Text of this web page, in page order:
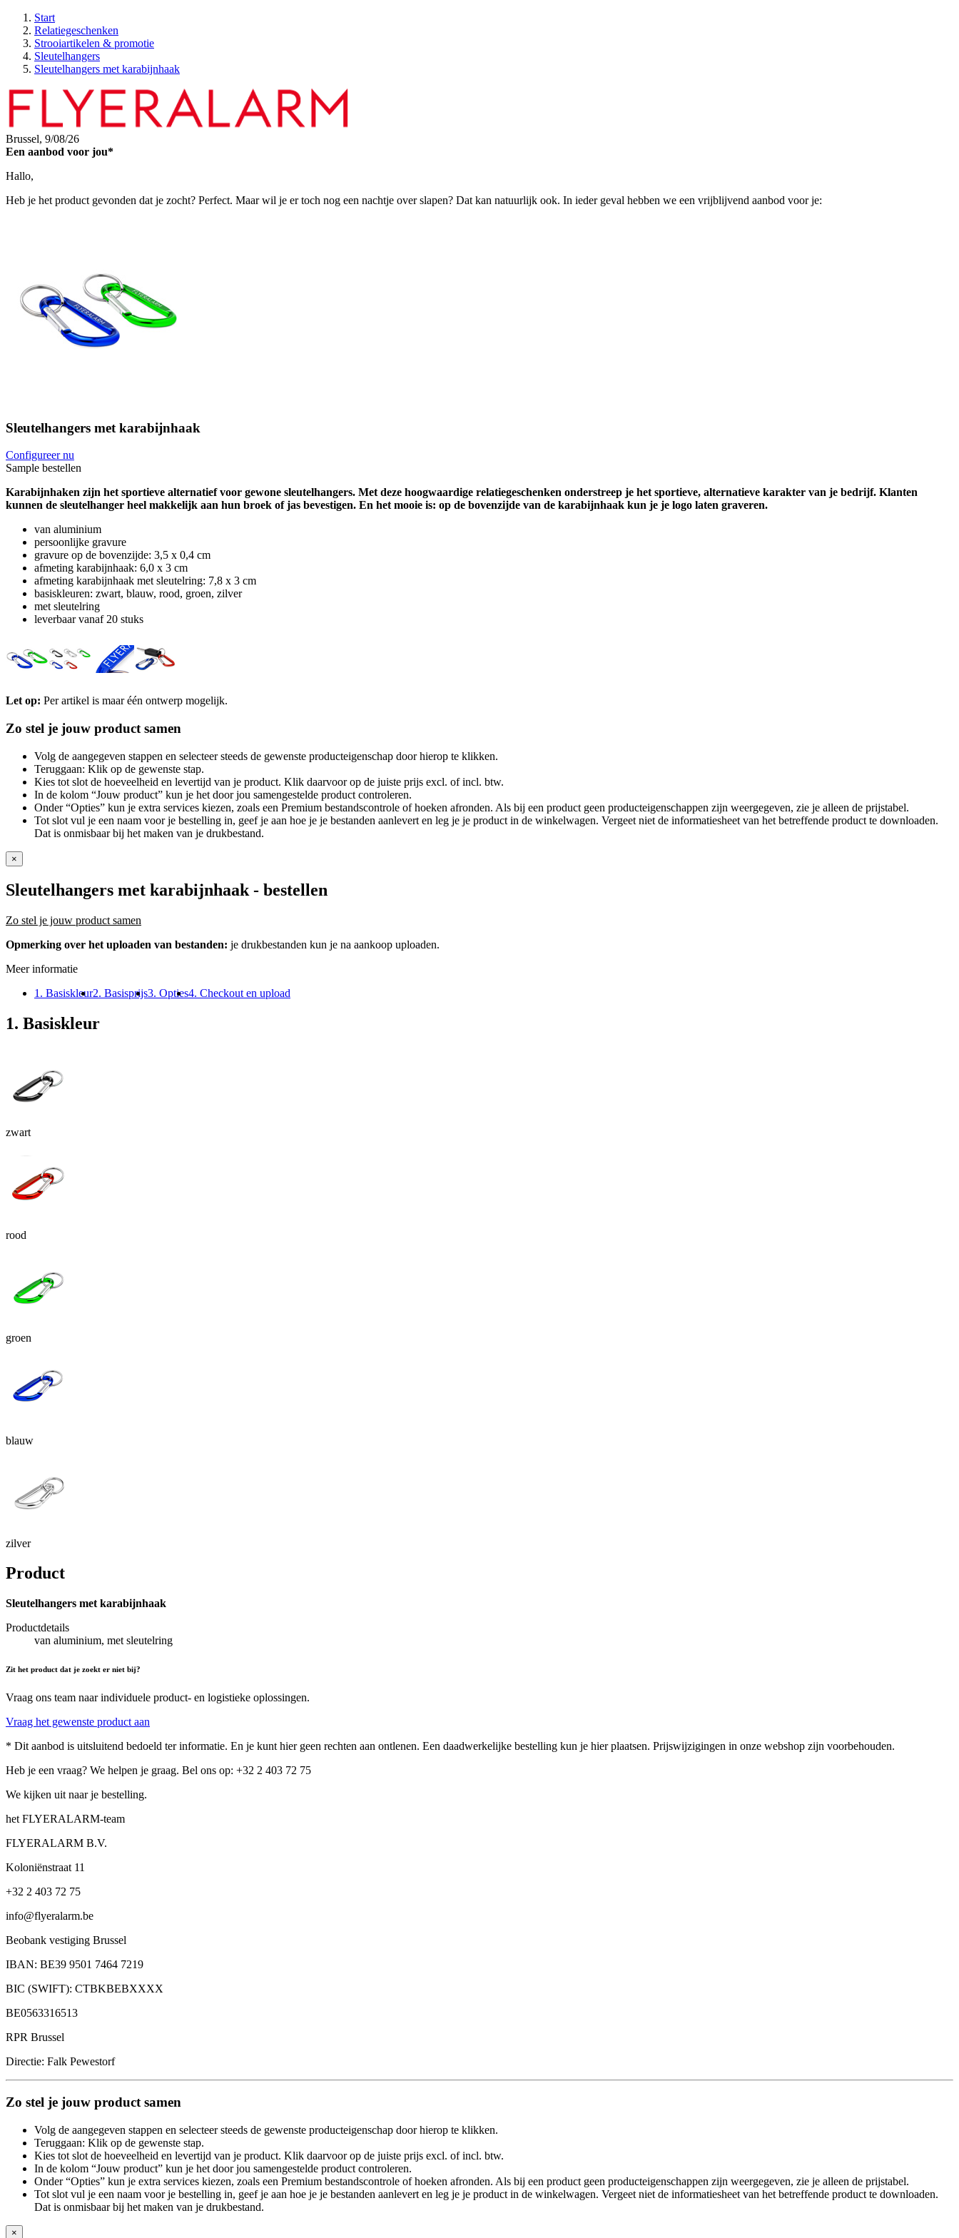
Start
Relatiegeschenken
Strooiartikelen & promotie
Sleutelhangers
Sleutelhangers met karabijnhaak
Brussel, 9/08/26
Een aanbod voor jou*
Hallo,
Heb je het product gevonden dat je zocht? Perfect. Maar wil je er toch nog een nachtje over slapen? Dat kan natuurlijk ook. In ieder geval hebben we een vrijblijvend aanbod voor je:
Sleutelhangers met karabijnhaak
Configureer nu
Sample bestellen
Karabijnhaken zijn het sportieve alternatief voor gewone sleutelhangers. Met deze hoogwaardige relatiegeschenken onderstreep je het sportieve, alternatieve karakter van je bedrijf. Klanten
kunnen de sleutelhanger heel makkelijk aan hun broek of jas bevestigen. En het mooie is: op de bovenzijde van de karabijnhaak kun je je logo laten graveren.
van aluminium
persoonlijke gravure
gravure op de bovenzijde: 3,5 x 0,4 cm
afmeting karabijnhaak: 6,0 x 3 cm
afmeting karabijnhaak met sleutelring: 7,8 x 3 cm
basiskleuren: zwart, blauw, rood, groen, zilver
met sleutelring
leverbaar vanaf 20 stuks
Let op: Per artikel is maar één ontwerp mogelijk.
Zo stel je jouw product samen
Volg de aangegeven stappen en selecteer steeds de gewenste producteigenschap door hierop te klikken.
Teruggaan: Klik op de gewenste stap.
Kies tot slot de hoeveelheid en levertijd van je product. Klik daarvoor op de juiste prijs excl. of incl. btw.
In de kolom “Jouw product” kun je het door jou samengestelde product controleren.
Onder “Opties” kun je extra services kiezen, zoals een Premium bestandscontrole of hoeken afronden. Als bij een product geen producteigenschappen zijn weergegeven, zie je alleen de prijstabel.
Tot slot vul je een naam voor je bestelling in, geef je aan hoe je je bestanden aanlevert en leg je je product in de winkelwagen. Vergeet niet de informatiesheet van het betreffende product te downloaden.
Dat is onmisbaar bij het maken van je drukbestand.
×
Sleutelhangers met karabijnhaak - bestellen
Zo stel je jouw product samen
Opmerking over het uploaden van bestanden: je drukbestanden kun je na aankoop uploaden.
Meer informatie
1. Basiskleur2. Basisprijs3. Opties4. Checkout en upload
1. Basiskleur
zwart
rood
groen
blauw
zilver
Product
Sleutelhangers met karabijnhaak
Productdetails
van aluminium, met sleutelring
Zit het product dat je zoekt er niet bij?
Vraag ons team naar individuele product- en logistieke oplossingen.
Vraag het gewenste product aan
* Dit aanbod is uitsluitend bedoeld ter informatie. En je kunt hier geen rechten aan ontlenen. Een daadwerkelijke bestelling kun je hier plaatsen. Prijswijzigingen in onze webshop zijn voorbehouden.
Heb je een vraag? We helpen je graag. Bel ons op: +32 2 403 72 75
We kijken uit naar je bestelling.
het FLYERALARM-team
FLYERALARM B.V.
Koloniënstraat 11
+32 2 403 72 75
info@flyeralarm.be
Beobank vestiging Brussel
IBAN: BE39 9501 7464 7219
BIC (SWIFT): CTBKBEBXXXX
BE0563316513
RPR Brussel
Directie: Falk Pewestorf
Zo stel je jouw product samen
Volg de aangegeven stappen en selecteer steeds de gewenste producteigenschap door hierop te klikken.
Teruggaan: Klik op de gewenste stap.
Kies tot slot de hoeveelheid en levertijd van je product. Klik daarvoor op de juiste prijs excl. of incl. btw.
In de kolom “Jouw product” kun je het door jou samengestelde product controleren.
Onder “Opties” kun je extra services kiezen, zoals een Premium bestandscontrole of hoeken afronden. Als bij een product geen producteigenschappen zijn weergegeven, zie je alleen de prijstabel.
Tot slot vul je een naam voor je bestelling in, geef je aan hoe je je bestanden aanlevert en leg je je product in de winkelwagen. Vergeet niet de informatiesheet van het betreffende product te downloaden.
Dat is onmisbaar bij het maken van je drukbestand.
×